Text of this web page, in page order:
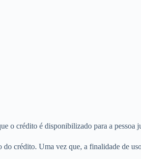
o crédito é disponibilizado para a pessoa
crédito. Uma vez que, a finalidade de